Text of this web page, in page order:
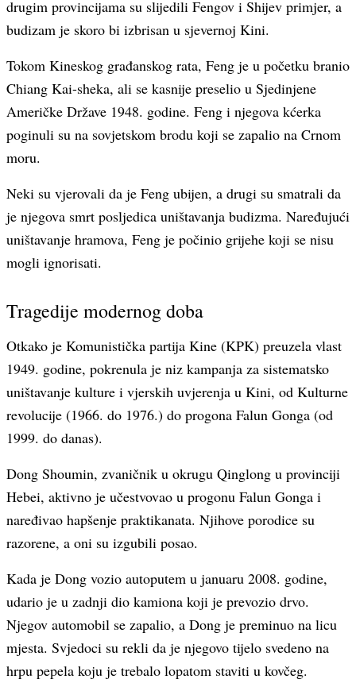
drugim provincijama su slijedili Fengov i Shijev primjer, a
budizam je skoro bi izbrisan u sjevernoj Kini.
Tokom Kineskog građanskog rata, Feng je u početku branio
Chiang Kai-sheka, ali se kasnije preselio u Sjedinjene
Američke Države 1948. godine. Feng i njegova kćerka
poginuli su na sovjetskom brodu koji se zapalio na Crnom
moru.
Neki su vjerovali da je Feng ubijen, a drugi su smatrali da
je njegova smrt posljedica uništavanja budizma. Naređujući
uništavanje hramova, Feng je počinio grijehe koji se nisu
mogli ignorisati.
Tragedije modernog doba
Otkako je Komunistička partija Kine (KPK) preuzela vlast
1949. godine, pokrenula je niz kampanja za sistematsko
uništavanje kulture i vjerskih uvjerenja u Kini, od Kulturne
revolucije (1966. do 1976.) do progona Falun Gonga (od
1999. do danas).
Dong Shoumin, zvaničnik u okrugu Qinglong u provinciji
Hebei, aktivno je učestvovao u progonu Falun Gonga i
naređivao hapšenje praktikanata. Njihove porodice su
razorene, a oni su izgubili posao.
Kada je Dong vozio autoputem u januaru 2008. godine,
udario je u zadnji dio kamiona koji je prevozio drvo.
Njegov automobil se zapalio, a Dong je preminuo na licu
mjesta. Svjedoci su rekli da je njegovo tijelo svedeno na
hrpu pepela koju je trebalo lopatom staviti u kovčeg.